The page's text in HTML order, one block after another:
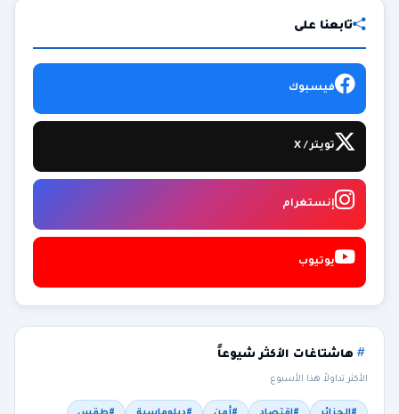
تابعنا على
فيسبوك
تويتر / X
إنستغرام
يوتيوب
هاشتاغات الأكثر شيوعاً
الأكثر تداولاً هذا الأسبوع